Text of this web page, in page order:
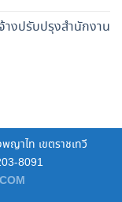
างปรับปรุงสำนักงาน
าไท เขตราชเทวี
8091